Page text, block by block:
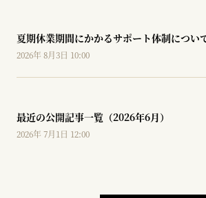
夏期休業期間にかかるサポート体制につい
2026年 8月3日 10:00
最近の公開記事一覧（2026年6月）
2026年 7月1日 12:00